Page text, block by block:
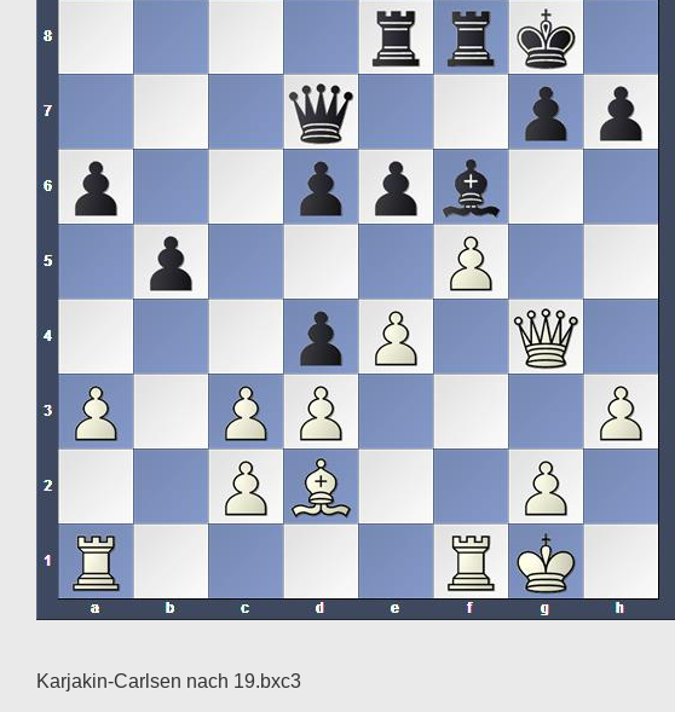
Karjakin-Carlsen nach 19.bxc3